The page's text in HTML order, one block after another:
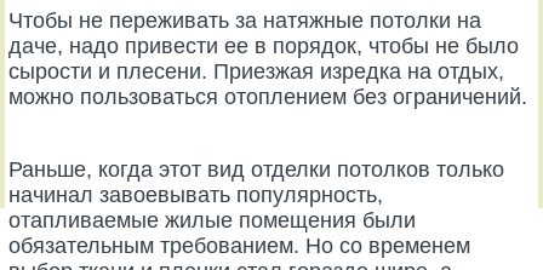
Чтобы не переживать за натяжные потолки на
даче, надо привести ее в порядок, чтобы не было
сырости и плесени. Приезжая изредка на отдых,
можно пользоваться отоплением без ограничений.
Раньше, когда этот вид отделки потолков только
начинал завоевывать популярность,
отапливаемые жилые помещения были
обязательным требованием. Но со временем